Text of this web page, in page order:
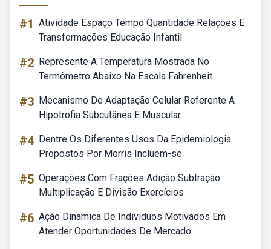
#1 Atividade Espaço Tempo Quantidade Relações E
Transformações Educação Infantil
#2 Represente A Temperatura Mostrada No
Termômetro Abaixo Na Escala Fahrenheit.
#3 Mecanismo De Adaptação Celular Referente A
Hipotrofia Subcutânea E Muscular
#4 Dentre Os Diferentes Usos Da Epidemiologia
Propostos Por Morris Incluem-se
#5 Operações Com Frações Adição Subtração
Multiplicação E Divisão Exercícios
#6 Ação Dinamica De Individuos Motivados Em
Atender Oportunidades De Mercado